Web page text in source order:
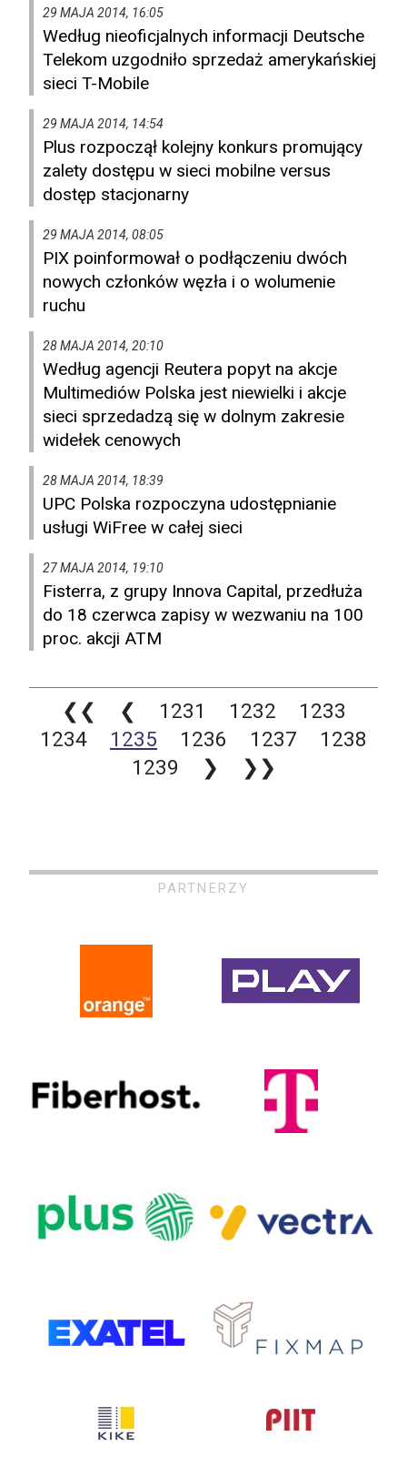
29 MAJA 2014, 16:05
Według nieoficjalnych informacji Deutsche
Telekom uzgodniło sprzedaż amerykańskiej
sieci T-Mobile
29 MAJA 2014, 14:54
Plus rozpoczął kolejny konkurs promujący
zalety dostępu w sieci mobilne versus
dostęp stacjonarny
29 MAJA 2014, 08:05
PIX poinformował o podłączeniu dwóch
nowych członków węzła i o wolumenie
ruchu
28 MAJA 2014, 20:10
Według agencji Reutera popyt na akcje
Multimediów Polska jest niewielki i akcje
sieci sprzedadzą się w dolnym zakresie
widełek cenowych
28 MAJA 2014, 18:39
UPC Polska rozpoczyna udostępnianie
usługi WiFree w całej sieci
27 MAJA 2014, 19:10
Fisterra, z grupy Innova Capital, przedłuża
do 18 czerwca zapisy w wezwaniu na 100
proc. akcji ATM
❮❮ ❮ 1231 1232
1233
1234
1235 1236 1237
1238
1239
❯ ❯❯
PARTNERZY